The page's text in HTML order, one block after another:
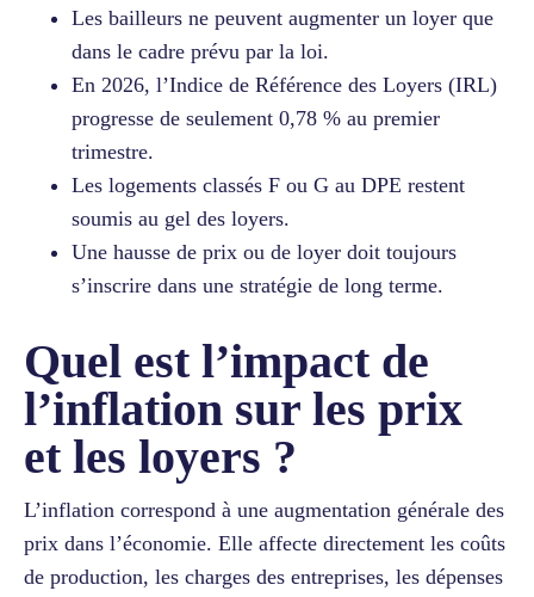
Les bailleurs ne peuvent augmenter un loyer que
dans le cadre prévu par la loi.
En 2026, l’Indice de Référence des Loyers (IRL)
progresse de seulement 0,78 % au premier
trimestre.
Les logements classés F ou G au DPE restent
soumis au gel des loyers.
Une hausse de prix ou de loyer doit toujours
s’inscrire dans une stratégie de long terme.
Quel est l’impact de
l’inflation sur les prix
et les loyers ?
L’inflation correspond à une augmentation générale des
prix dans l’économie. Elle affecte directement les coûts
de production, les charges des entreprises, les dépenses